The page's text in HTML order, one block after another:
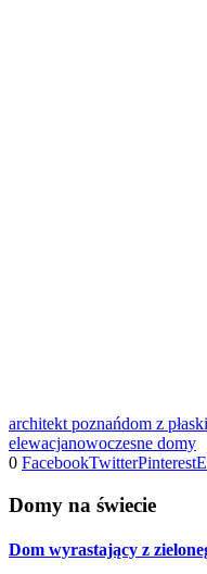
architekt poznańdom z
elewacjanowoczesne domy
0 FacebookTwitterPinterest
Domy na świecie
Dom wyrastający z